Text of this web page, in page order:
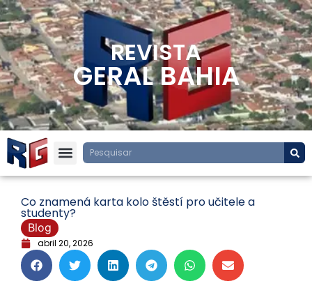
REVISTA
GERAL BAHIA
Co znamená karta kolo štěstí pro učitele a
studenty?
Blog
abril 20, 2026